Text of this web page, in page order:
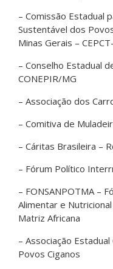
– Comissão Estadual
Sustentável dos
Minas Gerais –
– Conselho Estadual
CONEPIR/MG
– Associação dos
– Comitiva de
– Cáritas Brasileira –
– Fórum Político
– FONSANPOTMA –
Alimentar e
Matriz Africana
– Associação
Povos Ciganos